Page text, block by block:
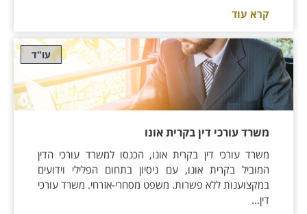
קרא עוד
עו"ד
משרד עורכי דין בקרית אונו
משרד עורכי דין בקרית אונו, הכנסו למשרד עורכי הדין
המוביל בקרית אונו, עם ניסיון בתחום הפלילי וידועים
במקצוענות ללא פשרות. משפט מסחרי-אזרחי. משרד עורכי
דין...